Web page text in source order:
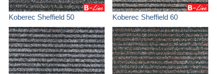
Koberec Sheffield 50 Koberec Sheffield 60